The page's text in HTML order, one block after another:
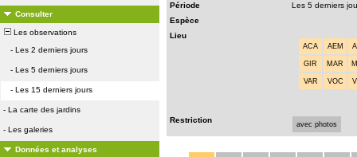
Consulter
Les observations
- Les 2 derniers jours
- Les 5 derniers jours
- Les 15 derniers jours
- La carte des jardins
- Les galeries
Données et analyses
Période
Les 5 derniers
Espèce
Lieu
ACA AEM
GIR MAR
VAR VOC
Restriction avec photos